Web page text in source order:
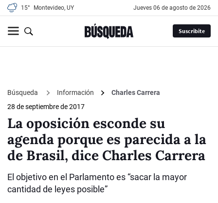
15° Montevideo, UY jueves 06 de agosto de 2026
Suscribite
Búsqueda Información
Charles Carrera
28 de septiembre de 2017
La oposición esconde su
agenda porque es parecida a la
de Brasil, dice Charles Carrera
El objetivo en el Parlamento es “sacar la mayor
cantidad de leyes posible”